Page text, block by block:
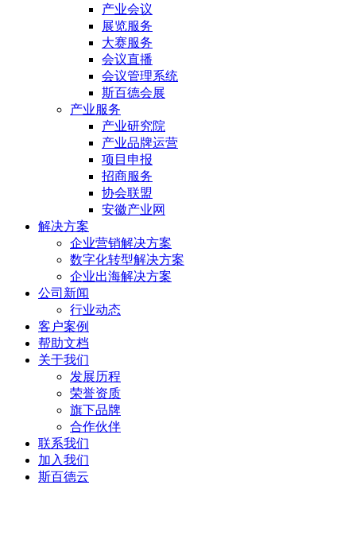
产业会议
展览服务
大赛服务
会议直播
会议管理系统
斯百德会展
产业服务
产业研究院
产业品牌运营
项目申报
招商服务
协会联盟
安徽产业网
解决方案
企业营销解决方案
数字化转型解决方案
企业出海解决方案
公司新闻
行业动态
客户案例
帮助文档
关于我们
发展历程
荣誉资质
旗下品牌
合作伙伴
联系我们
加入我们
斯百德云